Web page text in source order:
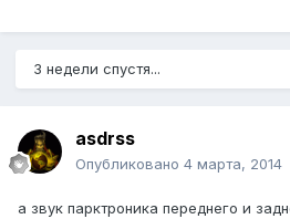
3 недели спустя...
asdrss
Опубликовано 4 марта, 2014
а звук парктроника переднего и